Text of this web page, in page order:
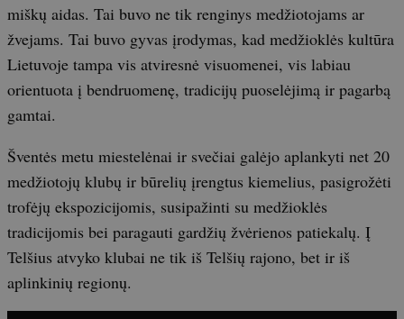
miškų aidas. Tai buvo ne tik renginys medžiotojams ar
žvejams. Tai buvo gyvas įrodymas, kad medžioklės kultūra
Lietuvoje tampa vis atviresnė visuomenei, vis labiau
orientuota į bendruomenę, tradicijų puoselėjimą ir pagarbą
gamtai.
Šventės metu miestelėnai ir svečiai galėjo aplankyti net 20
medžiotojų klubų ir būrelių įrengtus kiemelius, pasigrožėti
trofėjų ekspozicijomis, susipažinti su medžioklės
tradicijomis bei paragauti gardžių žvėrienos patiekalų. Į
Telšius atvyko klubai ne tik iš Telšių rajono, bet ir iš
aplinkinių regionų.